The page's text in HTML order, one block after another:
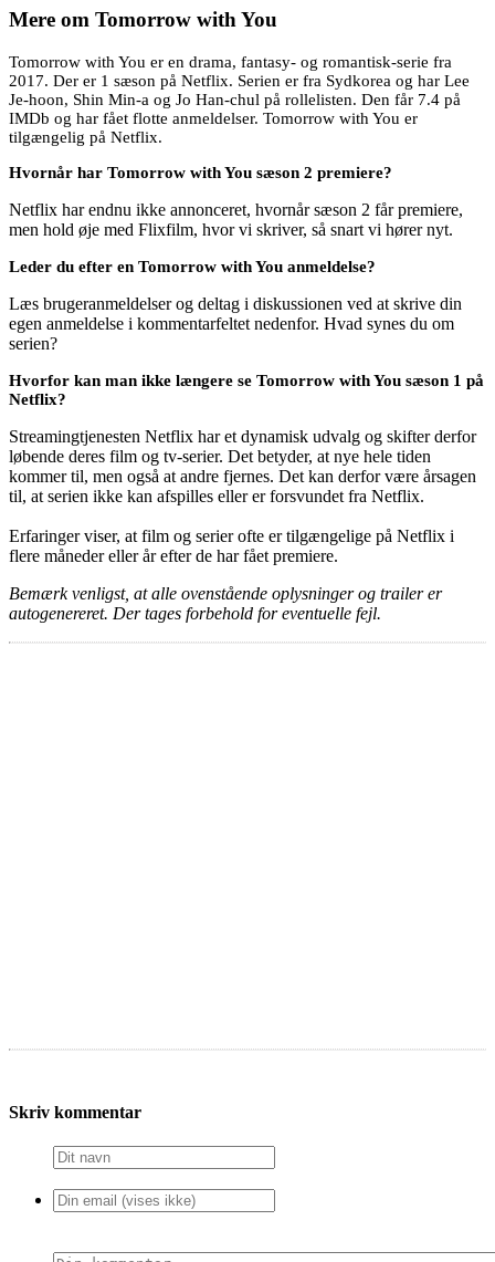
Mere om Tomorrow with You
Tomorrow with You er en drama, fantasy- og romantisk-serie fra
2017. Der er 1 sæson på Netflix. Serien er fra Sydkorea og har Lee
Je-hoon, Shin Min-a og Jo Han-chul på rollelisten. Den får 7.4 på
IMDb og har fået flotte anmeldelser. Tomorrow with You er
tilgængelig på Netflix.
Hvornår har Tomorrow with You sæson 2 premiere?
Netflix har endnu ikke annonceret, hvornår sæson 2 får premiere,
men hold øje med Flixfilm, hvor vi skriver, så snart vi hører nyt.
Leder du efter en Tomorrow with You anmeldelse?
Læs brugeranmeldelser og deltag i diskussionen ved at skrive din
egen anmeldelse i kommentarfeltet nedenfor. Hvad synes du om
serien?
Hvorfor kan man ikke længere se Tomorrow with You sæson 1 på
Netflix?
Streamingtjenesten Netflix har et dynamisk udvalg og skifter derfor
løbende deres film og tv-serier. Det betyder, at nye hele tiden
kommer til, men også at andre fjernes. Det kan derfor være årsagen
til, at serien ikke kan afspilles eller er forsvundet fra Netflix.
Erfaringer viser, at film og serier ofte er tilgængelige på Netflix i
flere måneder eller år efter de har fået premiere.
Bemærk venligst, at alle ovenstående oplysninger og trailer er
autogenereret. Der tages forbehold for eventuelle fejl.
Skriv kommentar